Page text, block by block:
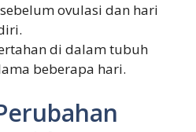
ovulasi dan hari
di dalam tubuh
beberapa hari.